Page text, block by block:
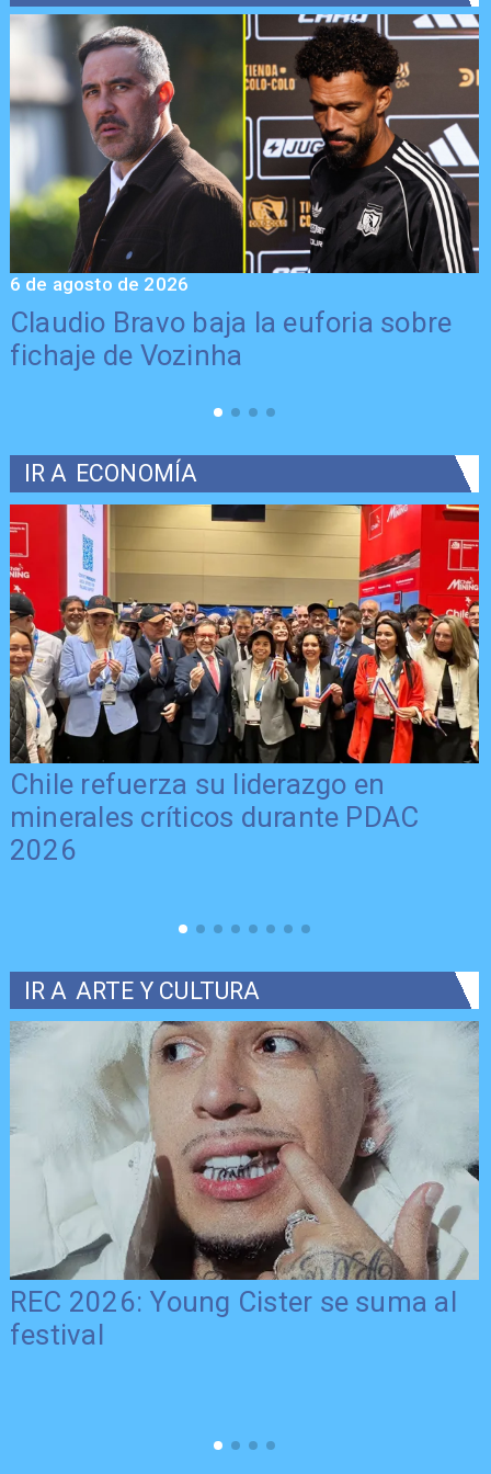
Claudio Bravo baja la euforia sobre
fichaje de Vozinha
6 de agosto de 2026
IR A ECONOMÍA
Chile refuerza su liderazgo en
minerales críticos durante PDAC
2026
IR A ARTE Y CULTURA
REC 2026: Young Cister se suma al
festival